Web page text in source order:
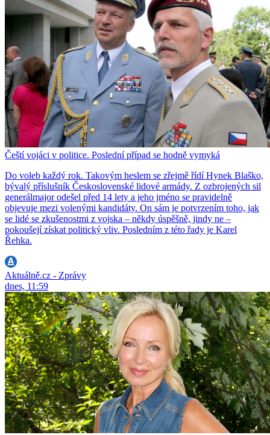
Čeští vojáci v politice. Poslední případ se hodně vymyká
Do voleb každý rok. Takovým heslem se zřejmě řídí Hynek Blaško,
bývalý příslušník Československé lidové armády. Z ozbrojených sil
generálmajor odešel před 14 lety a jeho jméno se pravidelně
objevuje mezi volenými kandidáty. On sám je potvrzením toho, jak
se lidé se zkušenostmi z vojska – někdy úspěšně, jindy ne –
pokoušejí získat politický vliv. Posledním z této řady je Karel
Řehka.
Aktuálně.cz - Zprávy
dnes, 11:59